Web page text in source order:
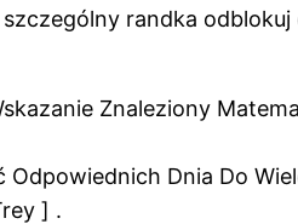
randka
Znaleziony
Odpowiednich Dnia Do
] .